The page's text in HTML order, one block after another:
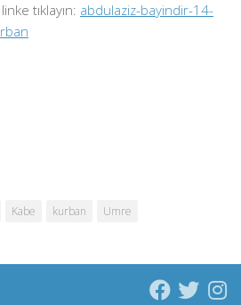
tıklayın: abdulaziz-bayindir-14-
Kabe kurban Umre